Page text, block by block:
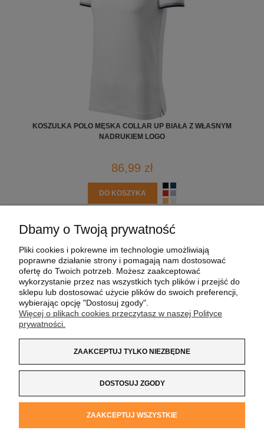
KOSZULKA POLO MĘSKA COLLAR UP BIAŁA Z WŁASNYM
NADRUKIEM LOGO
86,99 zł
DO KOSZYKA
MOJE KONTO
PŁATNOŚCI I DOSTAWA
O NAS
Kochanowskiego 37/K5 |33-100 Tarnów| tel.:
e-mail:sklep@koszulkazlogo.pl
Dbamy o Twoją prywatność
Pliki cookies i pokrewne im technologie umożliwiają
poprawne działanie strony i pomagają nam dostosować
ofertę do Twoich potrzeb. Możesz zaakceptować
wykorzystanie przez nas wszystkich tych plików i przejść do
sklepu lub dostosować użycie plików do swoich preferencji,
wybierając opcję "Dostosuj zgody".
Więcej o plikach cookies przeczytasz w naszej Polityce
prywatności.
ZAAKCEPTUJ TYLKO NIEZBĘDNE
DOSTOSUJ ZGODY
ZAAKCEPTUJ WSZYSTKIE